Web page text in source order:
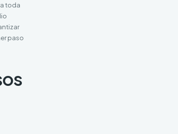
toda
paso